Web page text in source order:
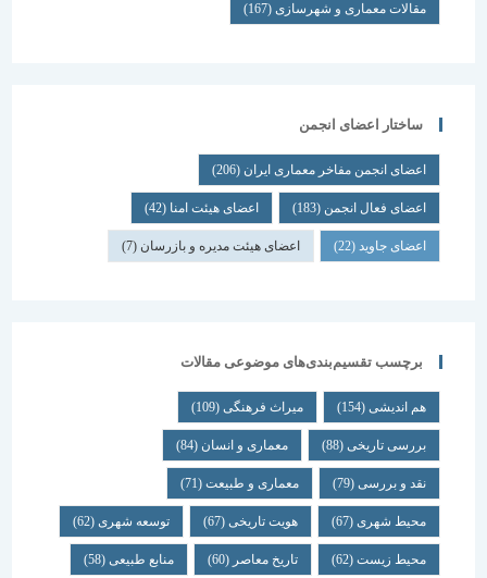
مقالات معماری و شهرسازی(167)
ساختار اعضای انجمن
اعضای انجمن مفاخر معماری ایران (206)
اعضای فعال انجمن(183) اعضای هیئت امنا(42)
اعضای جاوید(22) اعضای هیئت مدیره و بازرسان(7)
برچسب تقسیم‌بندی‌های موضوعی مقالات
هم اندیشی (154) میراث فرهنگی (109)
بررسی تاریخی (88) معماری و انسان (84)
نقد و بررسی (79) معماری و طبیعت (71)
محیط شهری(67) هویت تاریخی(67) توسعه شهری(62)
محیط زیست(62) تاریخ معاصر(60) منابع طبیعی(58)